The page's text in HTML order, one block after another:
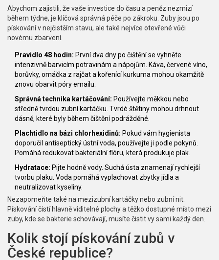
Abychom zajistili, že vaše investice do času a peněz nezmizí
během týdne, je klíčová správná péče po zákroku. Zuby jsou po
pískování v nejčistším stavu, ale také nejvíce otevřené vůči
novému zbarvení.
Pravidlo 48 hodin: První dva dny po čištění se vyhněte
intenzivně barvicím potravinám a nápojům. Káva, červené víno,
borůvky, omáčka z rajčat a kořenící kurkuma mohou okamžitě
znovu obarvit póry emailu.
Správná technika kartáčování: Používejte měkkou nebo
středně tvrdou zubní kartáčku. Tvrdé štětiny mohou drhnout
dásně, které byly během čištění podrážděné.
Plachtidlo na bázi chlorhexidinů: Pokud vám hygienista
doporučil antiseptický ústní voda, používejte ji podle pokynů.
Pomáhá redukovat bakteriální flóru, která produkuje plak.
Hydratace: Pijte hodně vody. Suchá ústa znamenají rychlejší
tvorbu plaku. Voda pomáhá vyplachovat zbytky jídla a
neutralizovat kyseliny.
Nezapomeňte také na mezizubní kartáčky nebo zubní nit.
Pískování čistí hlavně viditelné plochy a těžko dostupné místo mezi
zuby, kde se bakterie schovávají, musíte čistit vy sami každý den.
Kolik stojí pískování zubů v
České republice?